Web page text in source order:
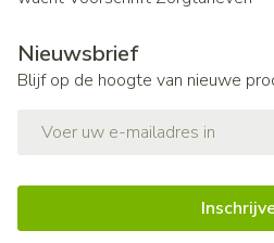
Nieuwsbrief
Blijf op de hoogte van nieuwe